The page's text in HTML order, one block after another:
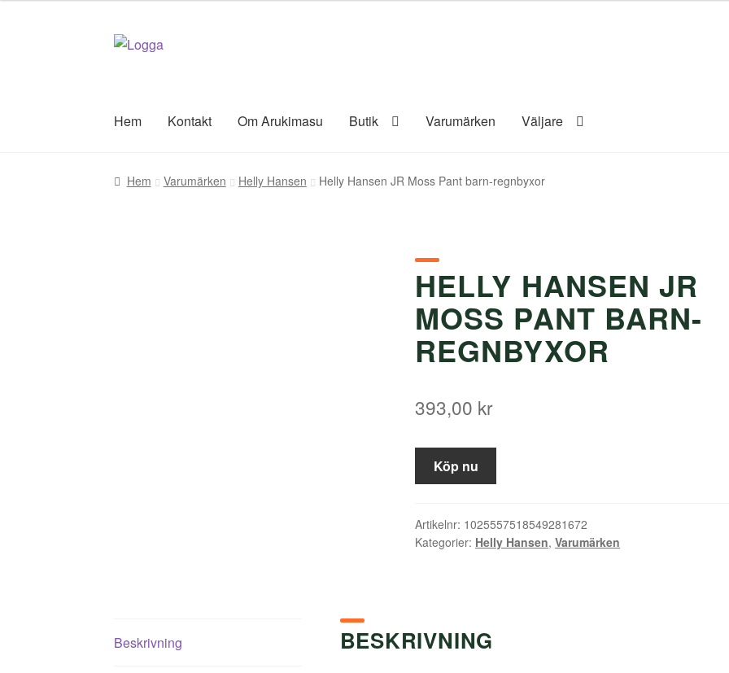
Hoppa
Hoppa
Hem Kontakt Om Arukimasu Butik Varumärken Väljare
Hem Varumärken Helly Hansen Helly Hansen JR Moss Pant barn-regnbyxor
HELLY HANSEN JR
MOSS PANT BARN-
REGNBYXOR
393,00 kr
Köp nu
Artikelnr: 1025557518549281672
Kategorier: Helly Hansen,Varumärken
Beskrivning BESKRIVNING